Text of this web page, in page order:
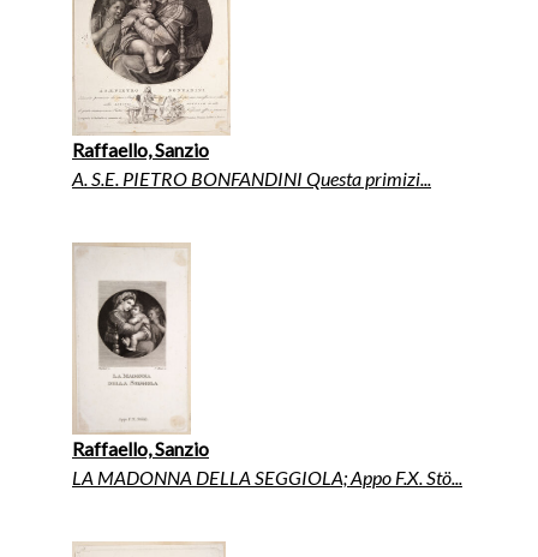
Raffaello, Sanzio
A. S.E. PIETRO BONFANDINI Questa primizi...
Raffaello, Sanzio
LA MADONNA DELLA SEGGIOLA; Appo F.X. Stö...